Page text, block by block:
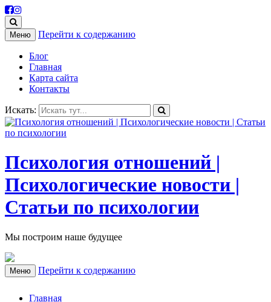
Меню Перейти к содержанию
Блог
Главная
Карта сайта
Контакты
Искать:
Психология отношений |
Психологические новости |
Статьи по психологии
Мы построим наше будущее
Меню Перейти к содержанию
Главная